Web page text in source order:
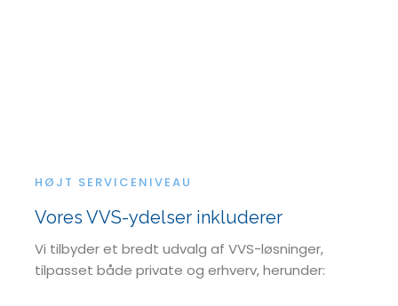
HØJT SERVICENIVEAU
Vores VVS-ydelser inkluderer
Vi tilbyder et bredt udvalg af VVS-løsninger,
tilpasset både private og erhverv, herunder: